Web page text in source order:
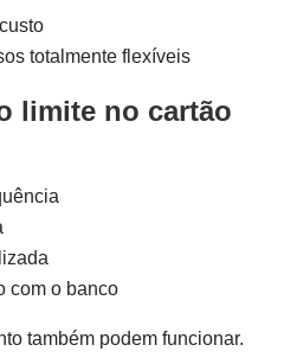
totalmente flexíveis
limite no cartão
com o banco
também podem funcionar.